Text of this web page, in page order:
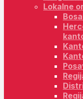
Lokalne